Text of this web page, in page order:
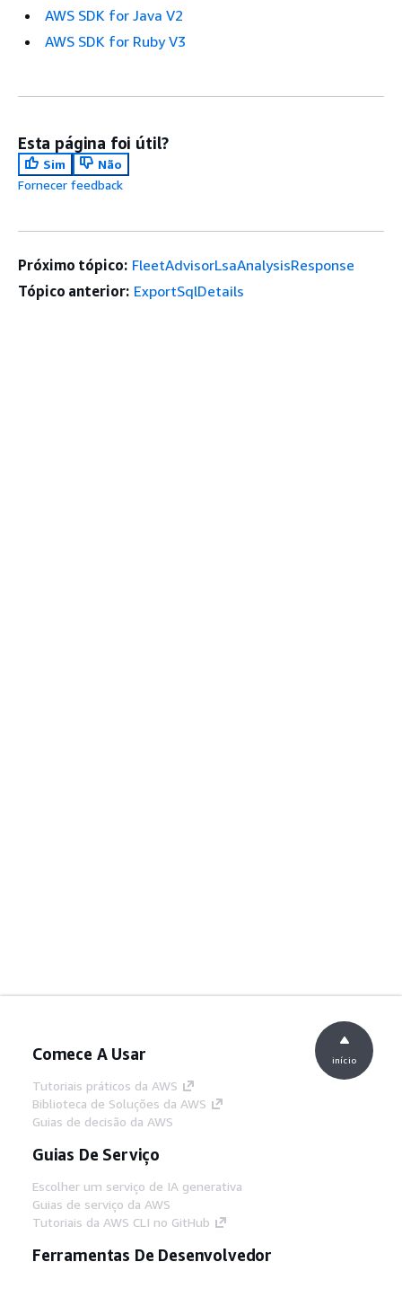
AWS SDK for Java V2
AWS SDK for Ruby V3
Esta página foi útil?
Sim
Não
Fornecer feedback
Próximo tópico: FleetAdvisorLsaAnalysisResponse
Tópico anterior: ExportSqlDetails
Comece A Usar
Tutoriais práticos da AWS
Biblioteca de Soluções da AWS
Guias de decisão da AWS
Guias De Serviço
Escolher um serviço de IA generativa
Guias de serviço da AWS
Tutoriais da AWS CLI no GitHub
Ferramentas De Desenvolvedor
início